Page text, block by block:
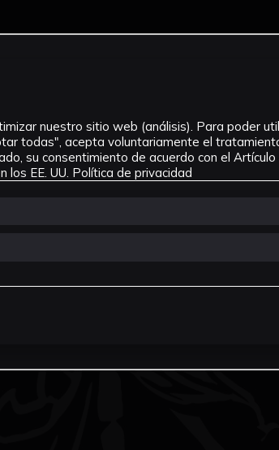
nuestro sitio web (análisis). Para poder
todas", acepta voluntariamente el
su consentimiento de acuerdo con el
EE. UU. Política de privacidad